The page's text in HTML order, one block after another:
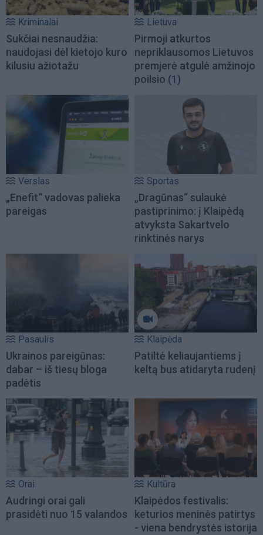
Kriminalai
Sukčiai nesnaudžia:
naudojasi dėl kietojo kuro
kilusiu ažiotažu
Lietuva
Pirmoji atkurtos
nepriklausomos Lietuvos
premjerė atgulė amžinojo
poilsio (1)
Verslas
„Enefit“ vadovas palieka
pareigas
Sportas
„Dragūnas“ sulaukė
pastiprinimo: į Klaipėdą
atvyksta Sakartvelo
rinktinės narys
Pasaulis
Ukrainos pareigūnas:
dabar – iš tiesų bloga
padėtis
Klaipėda
Patiltė keliaujantiems į
keltą bus atidaryta rudenį
Orai
Audringi orai gali
prasidėti nuo 15 valandos
Kultūra
Klaipėdos festivalis:
keturios meninės patirtys
- viena bendrystės istorija